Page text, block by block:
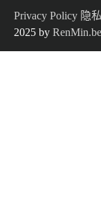
Privacy Policy 隐
2025 by